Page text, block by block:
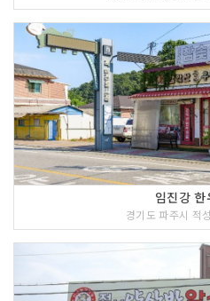
임진강 한
경기도 파주시 적